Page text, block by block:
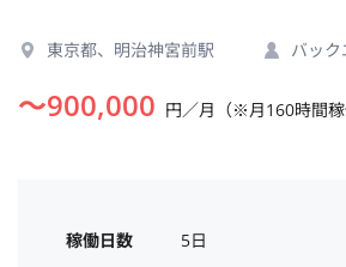
東京都、明治神宮前駅 バッ
〜900,000 円／月（※月160時間稼
稼働日数
5日